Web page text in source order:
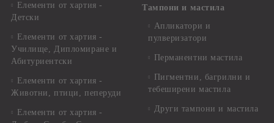
Елементи от хартия -
Детски
Елементи от хартия -
Училище, Дипломиране и
Абитуриентски
Елементи от хартия -
Животни, птици, пеперуди
Елементи от хартия -
Тампони и мастила
Апликатори и
пулверизатори
Перманентни мастила
Пигментни, багрилни и
тебеширени мастила
Други тампони и мастила